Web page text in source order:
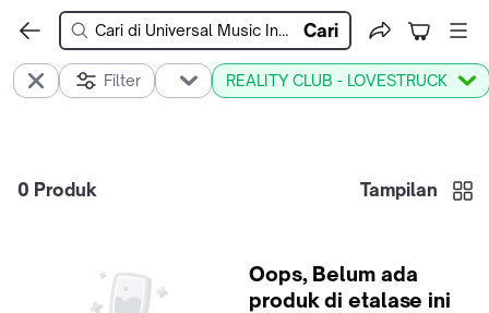
Cari
Filter REALITY CLUB - LOVESTRUCK
0 Produk Tampilan
Oops, Belum ada
produk di etalase ini